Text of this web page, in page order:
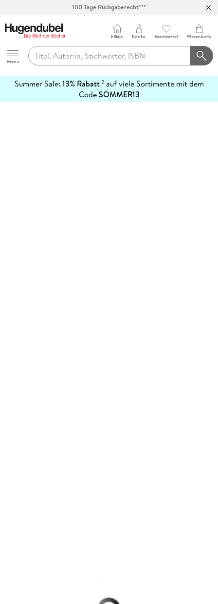
100 Tage Rückgaberecht***
Hugendubel
Menu
Filiale Konto Merkzettel Warenkorb
Summer Sale: 13% Rabatt12auf viele Sortimente mit dem
CodeSOMMER13
erfahren